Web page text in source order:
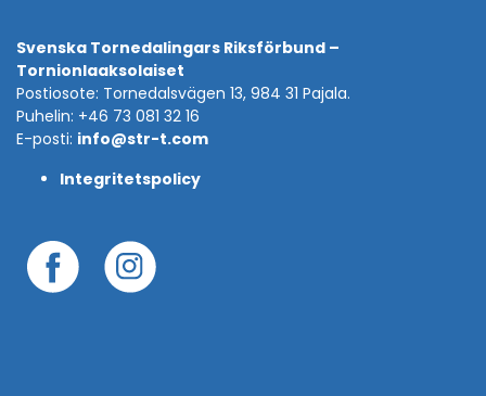
Svenska Tornedalingars Riksförbund –
Tornionlaaksolaiset
Postiosote: Tornedalsvägen 13, 984 31 Pajala.
Puhelin: +46 73 081 32 16
E-posti: info@str-t.com
Integritetspolicy